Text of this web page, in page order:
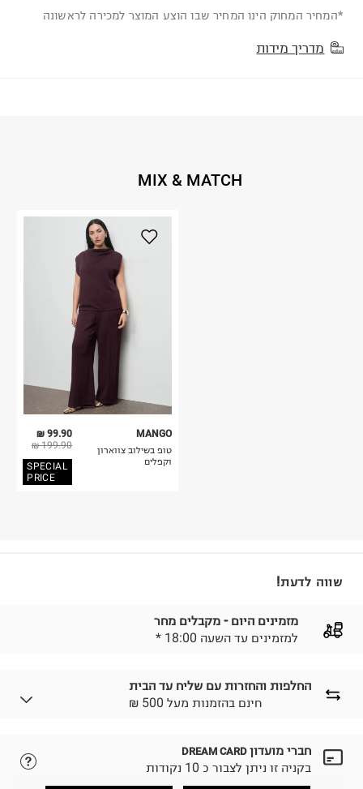
*המחיר המחוק הינו המחיר שבו הוצע המוצר למכירה לראשונה
מדריך מידות
MIX & MATCH
99.90 ₪
199.90 ₪
SPECIAL
PRICE
MANGO
טופ בשילוב צווארון
וקפלים
שווה לדעת!
החלפות והחזרות עם שליח עד הבית
₪ חינם בהזמנות מעל 500
לבחירת בשיטת המשלוח המתאימה לכם,
הזמנתם והתחרטתם?
חברי מועדון DREAM CARD
בקניה זו ניתן לצבור כ 10 נקודות